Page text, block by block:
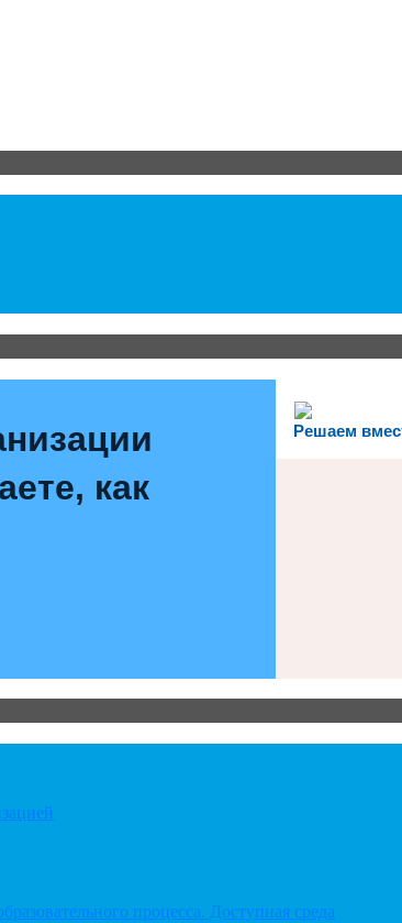
Решаем
как
процесса. Доступная среда